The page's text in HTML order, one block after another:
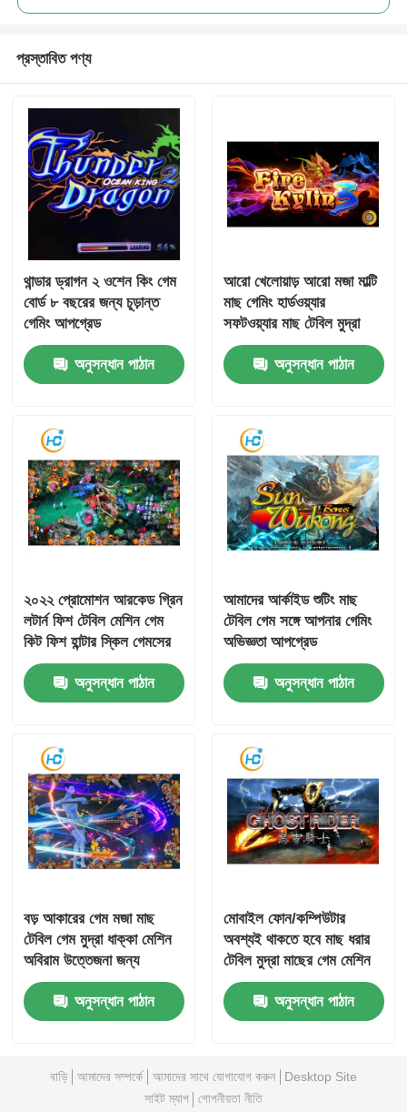
প্রস্তাবিত পণ্য
থান্ডার ড্রাগন ২ ওশেন কিং গেম
বোর্ড ৮ বছরের জন্য চূড়ান্ত
গেমিং আপগ্রেড
অনুসন্ধান পাঠান
আরো খেলোয়াড় আরো মজা মাল্টি
মাছ গেমিং হার্ডওয়্যার
সফটওয়্যার মাছ টেবিল মুদ্রা
অপারেটেড খেলা
অনুসন্ধান পাঠান
২০২২ প্রোমোশন আরকেড গ্রিন
লটার্ন ফিশ টেবিল মেশিন গেম
কিট ফিশ হান্টার স্কিল গেমসের
জন্য
অনুসন্ধান পাঠান
আমাদের আর্কাইড শুটিং মাছ
টেবিল গেম সঙ্গে আপনার গেমিং
অভিজ্ঞতা আপগ্রেড
কাস্টমাইজযোগ্য
অনুসন্ধান পাঠান
বড় আকারের গেম মজা মাছ
টেবিল গেম মুদ্রা ধাক্কা মেশিন
অবিরাম উত্তেজনা জন্য
অনুসন্ধান পাঠান
মোবাইল ফোন/কম্পিউটার
অবশ্যই থাকতে হবে মাছ ধরার
টেবিল মুদ্রা মাছের গেম মেশিন
অবিরাম মজা জন্য
অনুসন্ধান পাঠান
বাড়ি আমাদের সম্পর্কে আমাদের সাথে যোগাযোগ করুন
Desktop Site
সাইট ম্যাপ
গোপনীয়তা নীতি